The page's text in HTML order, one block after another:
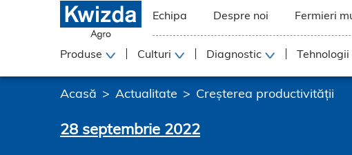
Echipa Despre noi Fermieri
Produse Culturi Diagnostic Tehnologii
Acasă Actualitate Creșterea productivității
28 septembrie 2022